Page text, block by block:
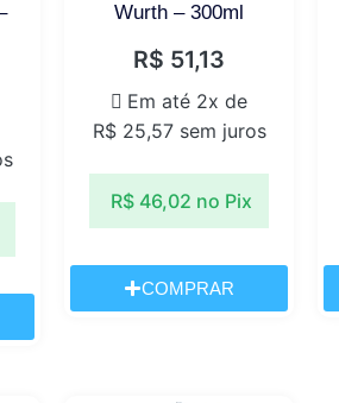
Wurth – 300ml
R$ 51,13
Em até 2x de
R$25,57sem juros
R$ 46,02 no Pix
COMPRAR